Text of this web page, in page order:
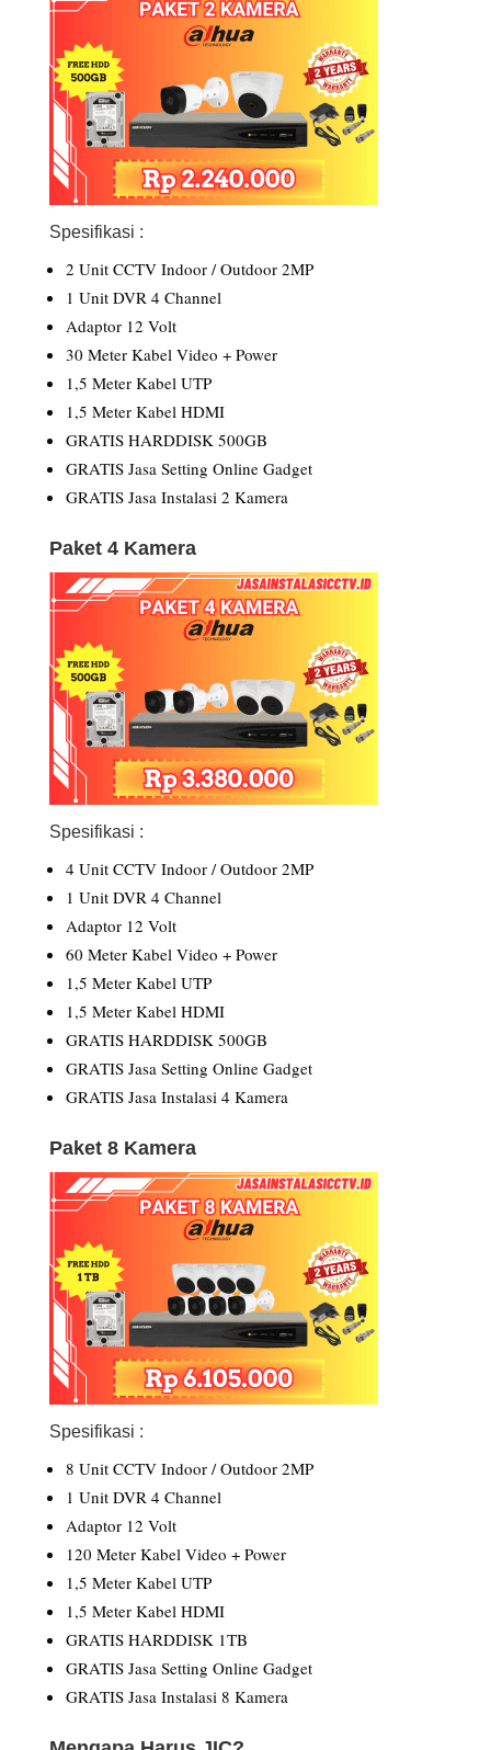
Spesifikasi :
2 Unit CCTV Indoor / Outdoor 2MP
1 Unit DVR 4 Channel
Adaptor 12 Volt
30 Meter Kabel Video + Power
1,5 Meter Kabel UTP
1,5 Meter Kabel HDMI
GRATIS HARDDISK 500GB
GRATIS Jasa Setting Online Gadget
GRATIS Jasa Instalasi 2 Kamera
Paket 4 Kamera
Spesifikasi :
4 Unit CCTV Indoor / Outdoor 2MP
1 Unit DVR 4 Channel
Adaptor 12 Volt
60 Meter Kabel Video + Power
1,5 Meter Kabel UTP
1,5 Meter Kabel HDMI
GRATIS HARDDISK 500GB
GRATIS Jasa Setting Online Gadget
GRATIS Jasa Instalasi 4 Kamera
Paket 8 Kamera
Spesifikasi :
8 Unit CCTV Indoor / Outdoor 2MP
1 Unit DVR 4 Channel
Adaptor 12 Volt
120 Meter Kabel Video + Power
1,5 Meter Kabel UTP
1,5 Meter Kabel HDMI
GRATIS HARDDISK 1TB
GRATIS Jasa Setting Online Gadget
GRATIS Jasa Instalasi 8 Kamera